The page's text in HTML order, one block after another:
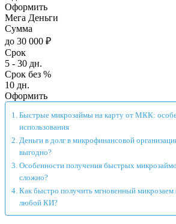
Оформить
Мега Деньги
Сумма
до 30 000 ₽
Срок
5 - 30 дн.
Срок без %
10 дн.
Оформить
Быстрые микрозаймы на карту от МКК:
использования
Деньги в долг в микрофинансовой
выгодно?
Особенности получения быстрых
сложно?
Как быстро получить мгновенный
любой КИ?